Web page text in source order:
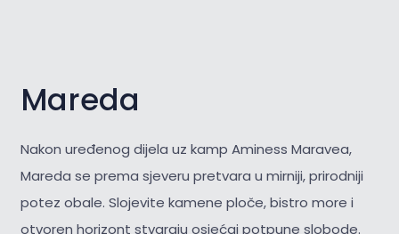
Mareda
Nakon uređenog dijela uz kamp Aminess Maravea,
Mareda se prema sjeveru pretvara u mirniji, prirodniji
potez obale. Slojevite kamene ploče, bistro more i
otvoren horizont stvaraju osjećaj potpune slobode.